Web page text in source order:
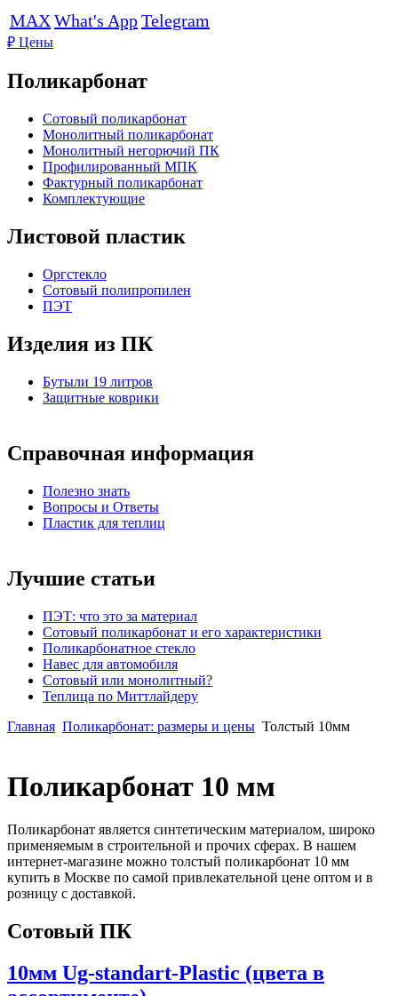
MAXWhat's AppTelegram
₽ Цены
Поликарбонат
Сотовый поликарбонат
Монолитный поликарбонат
Монолитный негорючий ПК
Профилированный МПК
Фактурный поликарбонат
Комплектующие
Листовой пластик
Оргстекло
Cотовый полипропилен
ПЭТ
Изделия из ПК
Бутыли 19 литров
Защитные коврики
Справочная информация
Полезно знать
Вопросы и Ответы
Пластик для теплиц
Лучшие статьи
ПЭТ: что это за материал
Сотовый поликарбонат и его характеристики
Поликарбонатное стекло
Навес для автомобиля
Сотовый или монолитный?
Теплица по Миттлайдеру
Главная Поликарбонат: размеры и цены Толстый 10мм
Поликарбонат 10 мм
Поликарбонат является синтетическим материалом, широко
применяемым в строительной и прочих сферах. В нашем
интернет-магазине можно толстый поликарбонат 10 мм
купить в Москве по самой привлекательной цене оптом и в
розницу с доставкой.
Сотовый ПК
10мм Ug-standart-Plastic (цвета в